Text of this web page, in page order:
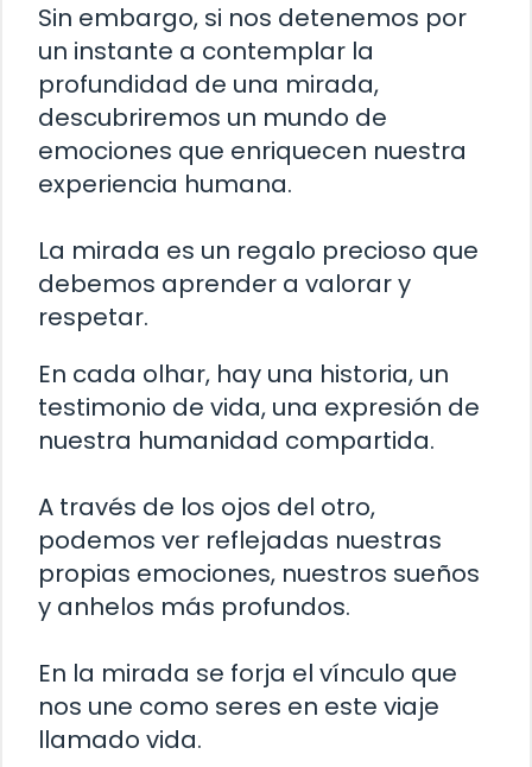
Sin embargo, si nos detenemos por
un instante a contemplar la
profundidad de una mirada,
descubriremos un mundo de
emociones que enriquecen nuestra
experiencia humana.
La mirada es un regalo precioso que
debemos aprender a valorar y
respetar.
En cada olhar, hay una historia, un
testimonio de vida, una expresión de
nuestra humanidad compartida.
A través de los ojos del otro,
podemos ver reflejadas nuestras
propias emociones, nuestros sueños
y anhelos más profundos.
En la mirada se forja el vínculo que
nos une como seres en este viaje
llamado vida.